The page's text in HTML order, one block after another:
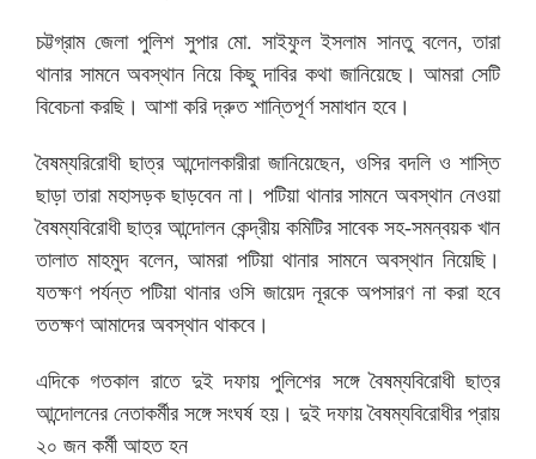
চট্টগ্রাম জেলা পুলিশ সুপার মো. সাইফুল ইসলাম সানতু বলেন, তারা
থানার সামনে অবস্থান নিয়ে কিছু দাবির কথা জানিয়েছে। আমরা সেটি
বিবেচনা করছি। আশা করি দ্রুত শান্তিপূর্ণ সমাধান হবে।
বৈষম্যরিরোধী ছাত্র আন্দোলকারীরা জানিয়েছেন, ওসির বদলি ও শাস্তি
ছাড়া তারা মহাসড়ক ছাড়বেন না। পটিয়া থানার সামনে অবস্থান নেওয়া
বৈষম্যবিরোধী ছাত্র আন্দোলন কেন্দ্রীয় কমিটির সাবেক সহ-সমন্বয়ক খান
তালাত মাহমুদ বলেন, আমরা পটিয়া থানার সামনে অবস্থান নিয়েছি।
যতক্ষণ পর্যন্ত পটিয়া থানার ওসি জায়েদ নূরকে অপসারণ না করা হবে
ততক্ষণ আমাদের অবস্থান থাকবে।
এদিকে গতকাল রাতে দুই দফায় পুলিশের সঙ্গে বৈষম্যবিরোধী ছাত্র
আন্দোলনের নেতাকর্মীর সঙ্গে সংঘর্ষ হয়। দুই দফায় বৈষম্যবিরোধীর প্রায়
২০ জন কর্মী আহত হন